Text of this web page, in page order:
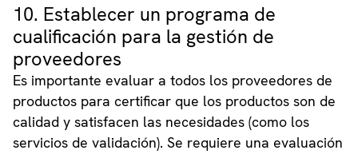
10. Establecer un programa de
cualificación para la gestión de
proveedores
Es importante evaluar a todos los proveedores de
productos para certificar que los productos son de
calidad y satisfacen las necesidades (como los
servicios de validación). Se requiere una evaluación